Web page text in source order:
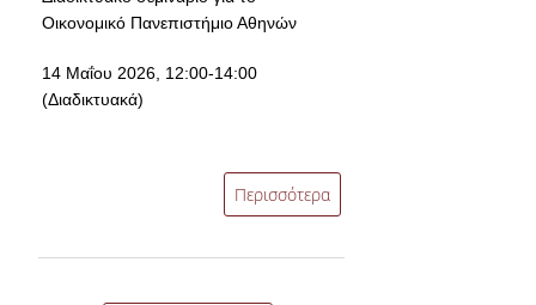
Οικονομικό Πανεπιστήμιο Αθηνών
14 Μαΐου 2026, 12:00-14:00
(Διαδικτυακά)
Περισσότερα